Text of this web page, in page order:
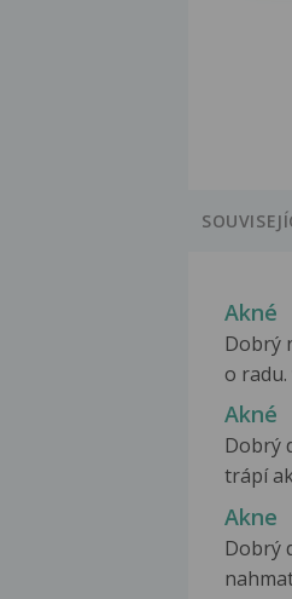
Akné
Dobrý
o radu.
Akné
Dobrý
trápí
Akne
Dobrý